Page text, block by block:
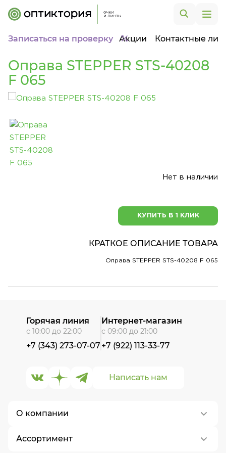
Записаться на проверку Акции Контактные
Оправа STEPPER STS-40208
F 065
Нет в наличии
КУПИТЬ В 1 КЛИК
КРАТКОЕ ОПИСАНИЕ ТОВАРА
Оправа STEPPER STS-40208 F 065
О компании
О нас
Ассортимент
Написать нам
Горячая линия
с 10:00 до 22:00
+7 (343) 273-07-07
Интернет-магазин
с 09:00 до 21:00
+7 (922) 113-33-77